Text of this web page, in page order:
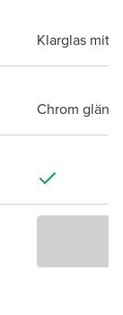
Klarglas mit
Chrom